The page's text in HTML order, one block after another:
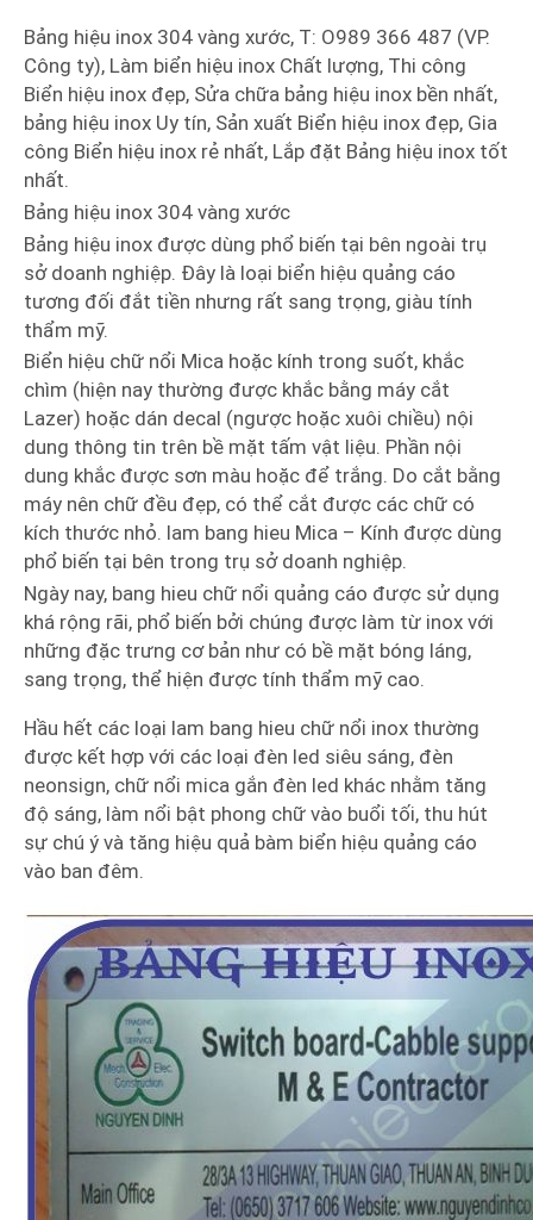
Bảng hiệu inox 304 vàng xước, T: O989 366 487 (VP.
Công ty), Làm biển hiệu inox Chất lượng, Thi công
Biển hiệu inox đẹp, Sửa chữa bảng hiệu inox bền nhất,
bảng hiệu inox Uy tín, Sản xuất Biển hiệu inox đẹp, Gia
công Biển hiệu inox rẻ nhất, Lắp đặt Bảng hiệu inox tốt
nhất.
Bảng hiệu inox 304 vàng xước
Bảng hiệu inox được dùng phổ biến tại bên ngoài trụ
sở doanh nghiệp. Đây là loại biển hiệu quảng cáo
tương đối đắt tiền nhưng rất sang trọng, giàu tính
thẩm mỹ.
Biển hiệu chữ nổi Mica hoặc kính trong suốt, khắc
chìm (hiện nay thường được khắc bằng máy cắt
Lazer) hoặc dán decal (ngược hoặc xuôi chiều) nội
dung thông tin trên bề mặt tấm vật liệu. Phần nội
dung khắc được sơn màu hoặc để trắng. Do cắt bằng
máy nên chữ đều đẹp, có thể cắt được các chữ có
kích thước nhỏ. lam bang hieu Mica – Kính được dùng
phổ biến tại bên trong trụ sở doanh nghiệp.
Ngày nay, bang hieu chữ nổi quảng cáo được sử dụng
khá rộng rãi, phổ biến bởi chúng được làm từ inox với
những đặc trưng cơ bản như có bề mặt bóng láng,
sang trọng, thể hiện được tính thẩm mỹ cao.
Hầu hết các loại lam bang hieu chữ nổi inox thường
được kết hợp với các loại đèn led siêu sáng, đèn
neonsign, chữ nổi mica gắn đèn led khác nhằm tăng
độ sáng, làm nổi bật phong chữ vào buổi tối, thu hút
sự chú ý và tăng hiệu quả bàm biển hiệu quảng cáo
vào ban đêm.